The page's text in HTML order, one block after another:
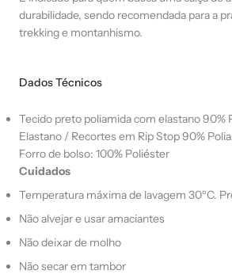
durabilidade, sendo recomendada para a
trekking e montanhismo.
Dados Técnicos
Tecido preto poliamida com elastano 90%
Elastano / Recortes em Rip Stop 90%
Forro de bolso: 100% Poliéster
Cuidados
Temperatura máxima de lavagem 30ºC.
Não alvejar e usar amaciantes
Não deixar de molho
Não secar em tambor